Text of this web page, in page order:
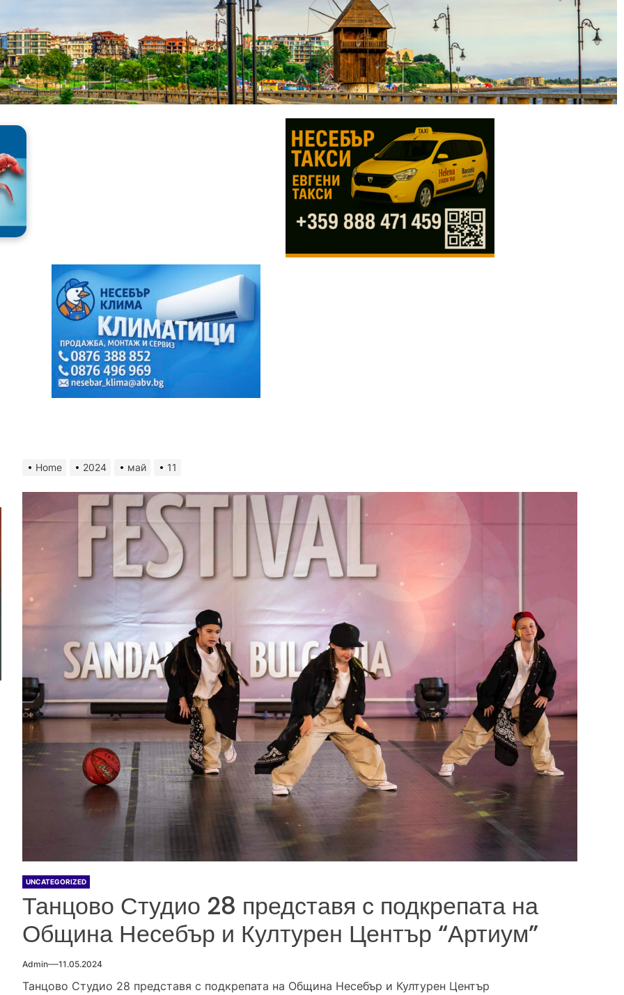
Home 2024 май 11
UNCATEGORIZED
Танцово Студио 28 представя с подкрепата на
Община Несебър и Културен Център “Артиум”
Admin 11.05.2024
Танцово Студио 28 представя с подкрепата на Община Несебър и Културен Център